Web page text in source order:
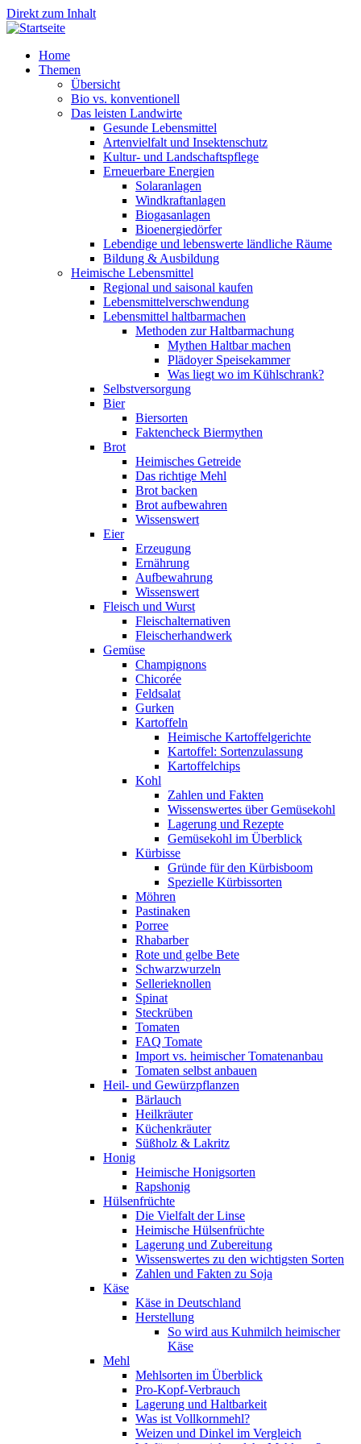
Direkt zum Inhalt
Home
Themen
Übersicht
Bio vs. konventionell
Das leisten Landwirte
Gesunde Lebensmittel
Artenvielfalt und Insektenschutz
Kultur- und Landschaftspflege
Erneuerbare Energien
Solaranlagen
Windkraftanlagen
Biogasanlagen
Bioenergiedörfer
Lebendige und lebenswerte ländliche Räume
Bildung & Ausbildung
Heimische Lebensmittel
Regional und saisonal kaufen
Lebensmittelverschwendung
Lebensmittel haltbarmachen
Methoden zur Haltbarmachung
Mythen Haltbar machen
Plädoyer Speisekammer
Was liegt wo im Kühlschrank?
Selbstversorgung
Bier
Biersorten
Faktencheck Biermythen
Brot
Heimisches Getreide
Das richtige Mehl
Brot backen
Brot aufbewahren
Wissenswert
Eier
Erzeugung
Ernährung
Aufbewahrung
Wissenswert
Fleisch und Wurst
Fleischalternativen
Fleischerhandwerk
Gemüse
Champignons
Chicorée
Feldsalat
Gurken
Kartoffeln
Heimische Kartoffelgerichte
Kartoffel: Sortenzulassung
Kartoffelchips
Kohl
Zahlen und Fakten
Wissenswertes über Gemüsekohl
Lagerung und Rezepte
Gemüsekohl im Überblick
Kürbisse
Gründe für den Kürbisboom
Spezielle Kürbissorten
Möhren
Pastinaken
Porree
Rhabarber
Rote und gelbe Bete
Schwarzwurzeln
Sellerieknollen
Spinat
Steckrüben
Tomaten
FAQ Tomate
Import vs. heimischer Tomatenanbau
Tomaten selbst anbauen
Heil- und Gewürzpflanzen
Bärlauch
Heilkräuter
Küchenkräuter
Süßholz & Lakritz
Honig
Heimische Honigsorten
Rapshonig
Hülsenfrüchte
Die Vielfalt der Linse
Heimische Hülsenfrüchte
Lagerung und Zubereitung
Wissenswertes zu den wichtigsten Sorten
Zahlen und Fakten zu Soja
Käse
Käse in Deutschland
Herstellung
So wird aus Kuhmilch heimischer
Käse
Mehl
Mehlsorten im Überblick
Pro-Kopf-Verbrauch
Lagerung und Haltbarkeit
Was ist Vollkornmehl?
Weizen und Dinkel im Vergleich